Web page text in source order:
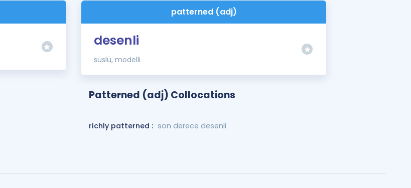
patterned (adj)
desenli
süslü, modelli
Patterned (adj) Collocations
richly patterned : son derece desenli